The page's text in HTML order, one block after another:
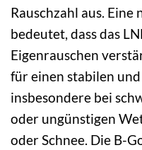
Rauschzahl aus. Eine
bedeutet, dass das
Eigenrauschen
für einen stabilen und
insbesondere bei
oder ungünstigen
oder Schnee. Die B-